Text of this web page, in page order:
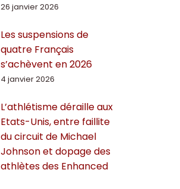
26 janvier 2026
Les suspensions de
quatre Français
s’achèvent en 2026
4 janvier 2026
L’athlétisme déraille aux
Etats-Unis, entre faillite
du circuit de Michael
Johnson et dopage des
athlètes des Enhanced